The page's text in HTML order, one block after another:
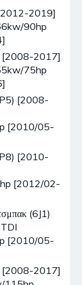
2019]
90hp
[2008-2017]
75hp
[2008-
[2010/05-
[2010-
[2012/02-
(6J1)
[2010/05-
[2008-2017]